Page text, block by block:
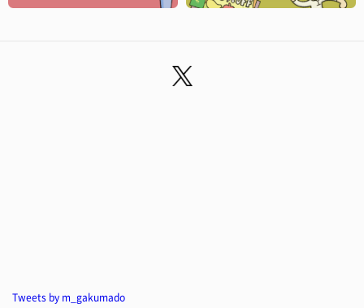
Tweets by m_gakumado